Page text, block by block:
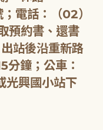
電話：（02）
預約書、還書
站後沿重新路
分鐘；公車：
興國小站下